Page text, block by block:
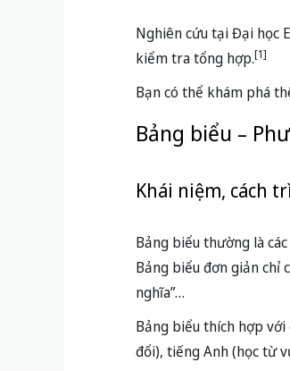
Bảng biểu đơn giản chỉ
nghĩa”…
Bảng biểu thích hợp với
đổi), tiếng Anh (học từ